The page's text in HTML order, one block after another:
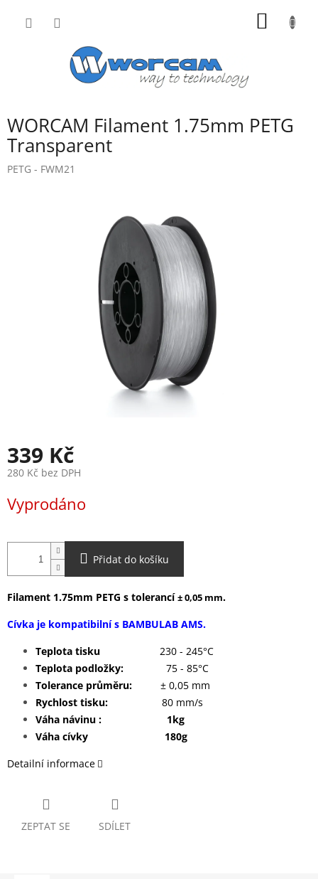
WORCAM Filament 1.75mm PETG
Transparent
PETG - FWM21
339 Kč
280 Kč bez DPH
cena:
Vyprodáno
Přidat do košíku
Filament 1.75mm PETG s tolerancí± 0,05 mm.
Cívka je kompatibilní s BAMBULAB AMS.
Teplota tisku 230 - 245°C
Teplota podložky:
75 - 85°C
Tolerance průměru:
± 0,05 mm
Rychlost tisku:
80 mm/s
Váha návinu : 1kg
Váha cívky 180g
Detailní informace
ZEPTAT SE SDÍLET